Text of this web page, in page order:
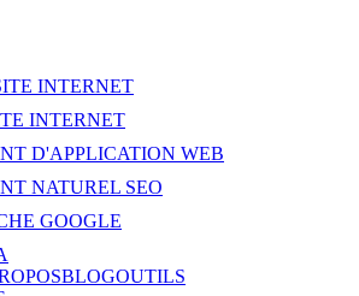
INTERNET
INTERNET
D'APPLICATION WEB
NATUREL SEO
GOOGLE
BLOGOUTILS